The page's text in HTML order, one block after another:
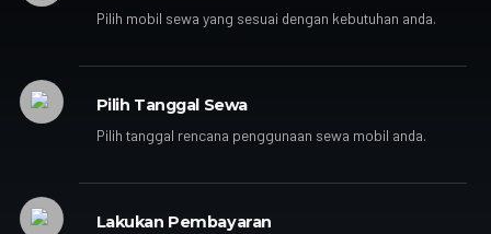
Pilih mobil sewa yang sesuai dengan kebutuhan anda.
Pilih Tanggal Sewa
Pilih tanggal rencana penggunaan sewa mobil anda.
Lakukan Pembayaran